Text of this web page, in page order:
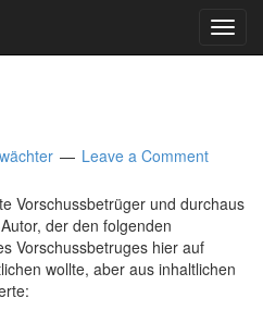
Leave a Comment
Vorschussbetrüger und durchaus
der den folgenden
Vorschussbetruges hier auf
wollte, aber aus inhaltlichen